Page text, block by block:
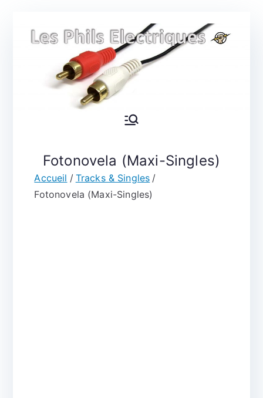
Electrique
Que la musique soit... et
Fotonovela (Maxi-Singles)
Accueil
Tracks & Singles
Fotonovela (Maxi-Singles)